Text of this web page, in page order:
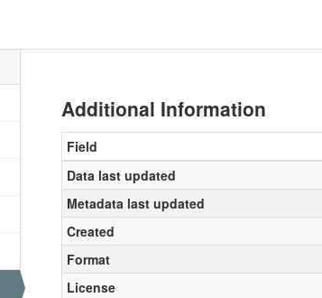
Additional Information
Field
Data last updated
Metadata last updated
Created
Format
License